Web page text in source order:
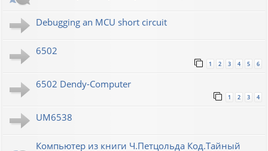
Debugging an MCU short circuit
6502
1 2 3 4 5 6
6502 Dendy-Computer
1 2 3 4
UM6538
Компьютер из книги Ч.Петцольда Код.Тайный